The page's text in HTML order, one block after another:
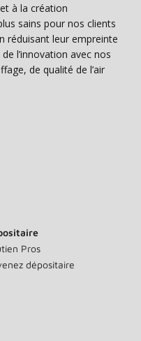
à la création
sains pour nos clients
réduisant leur empreinte
l’innovation avec nos
de qualité de l’air
Pros
dépositaire